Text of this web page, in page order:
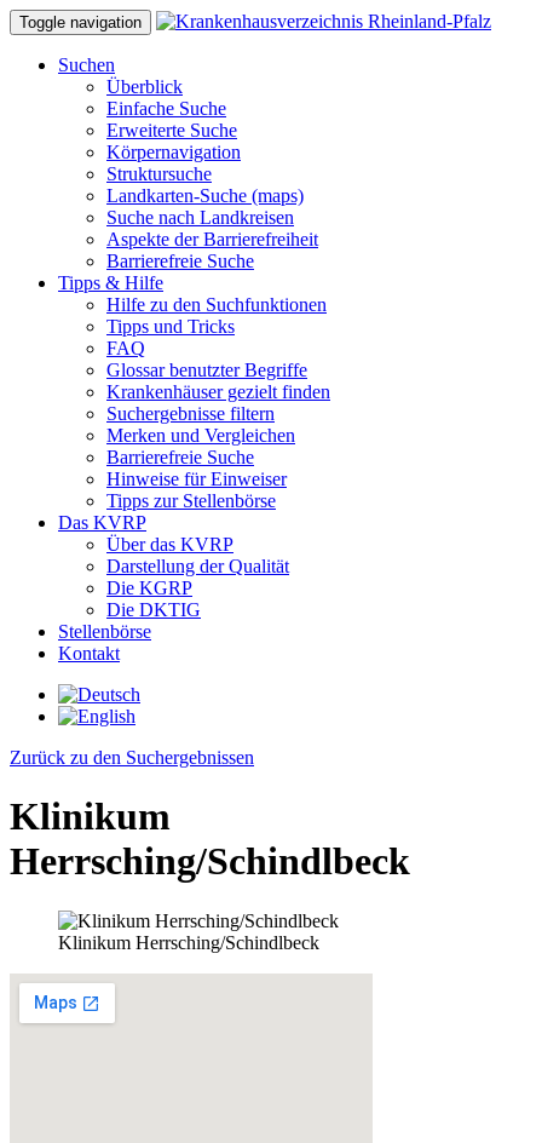
Toggle navigation
Suchen
Überblick
Einfache Suche
Erweiterte Suche
Körpernavigation
Struktursuche
Landkarten-Suche (maps)
Suche nach Landkreisen
Aspekte der Barrierefreiheit
Barrierefreie Suche
Tipps & Hilfe
Hilfe zu den Suchfunktionen
Tipps und Tricks
FAQ
Glossar benutzter Begriffe
Krankenhäuser gezielt finden
Suchergebnisse filtern
Merken und Vergleichen
Barrierefreie Suche
Hinweise für Einweiser
Tipps zur Stellenbörse
Das KVRP
Über das KVRP
Darstellung der Qualität
Die KGRP
Die DKTIG
Stellenbörse
Kontakt
Zurück zu den Suchergebnissen
Klinikum
Herrsching/Schindlbeck
Klinikum Herrsching/Schindlbeck